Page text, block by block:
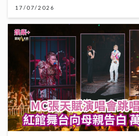
17/07/2026